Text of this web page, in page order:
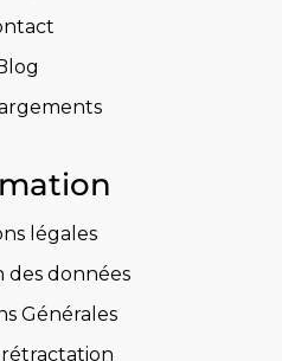
légales
des données
Générales